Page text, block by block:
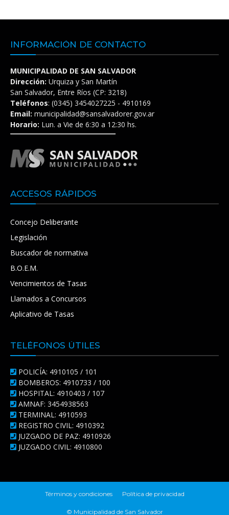
INFORMACIÓN DE CONTACTO
MUNICIPALIDAD DE SAN SALVADOR
Dirección: Urquiza y San Martín
San Salvador, Entre Ríos (CP: 3218)
Teléfonos: (0345) 3454027225 - 4910169
Email: municipalidad@sansalvadorer.gov.ar
Horario: Lun. a Vie de 6:30 a 12:30 hs.
ACCESOS RÁPIDOS
Concejo Deliberante
Legislación
Buscador de normativa
B.O.E.M.
Vencimientos de Tasas
Llamados a Concursos
Aplicativo de Tasas
TELÉFONOS ÚTILES
POLICÍA: 4910105 / 101
BOMBEROS: 4910733 / 100
HOSPITAL: 4910403 / 107
AMNAF: 3454938563
TERMINAL: 4910593
REGISTRO CIVIL: 4910392
JUZGADO DE PAZ: 4910926
JUZGADO CIVIL: 4910800
Términos y condiciones Política de privacidad
© Municipalidad de San Salvador